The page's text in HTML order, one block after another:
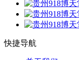
快捷导航